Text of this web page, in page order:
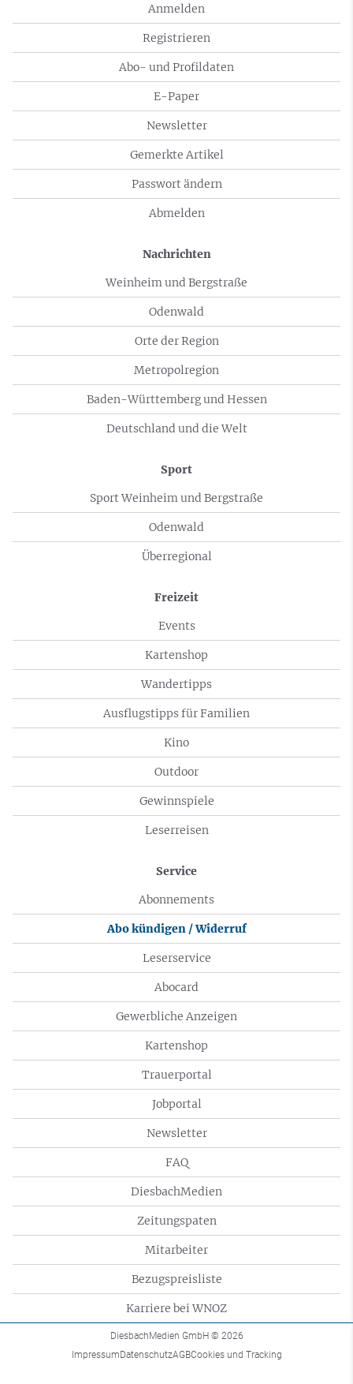
Anmelden
Registrieren
Abo- und Profildaten
E-Paper
Newsletter
Gemerkte Artikel
Passwort ändern
Abmelden
Nachrichten
Weinheim und Bergstraße
Odenwald
Orte der Region
Metropolregion
Baden-Württemberg und Hessen
Deutschland und die Welt
Sport
Sport Weinheim und Bergstraße
Odenwald
Überregional
Freizeit
Events
Kartenshop
Wandertipps
Ausflugstipps für Familien
Kino
Outdoor
Gewinnspiele
Leserreisen
Service
Abonnements
Abo kündigen / Widerruf
Leserservice
Abocard
Gewerbliche Anzeigen
Kartenshop
Trauerportal
Jobportal
Newsletter
FAQ
DiesbachMedien
Zeitungspaten
Mitarbeiter
Bezugspreisliste
Karriere bei WNOZ
DiesbachMedien GmbH © 2026
ImpressumDatenschutzAGBCookies und Tracking